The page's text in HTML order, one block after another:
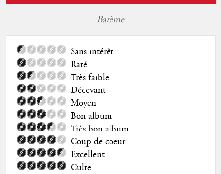
Barème
Sans intérêt
Raté
Très faible
Décevant
Moyen
Bon album
Très bon album
Coup de coeur
Excellent
Culte